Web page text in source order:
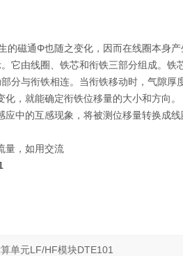
的磁通Φ也随之变化，因而在线圈本身
它由线圈、铁芯和衔铁三部分组成。
分与衔铁相连。当衔铁移动时，气隙
，就能确定衔铁位移量的大小和方向。
中的互感现象，将被测位移量转换成
量，如用交流